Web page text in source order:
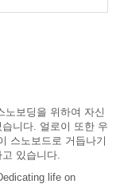
노보딩을 위하여 자신
니다. 얼로이 또한 우
스노보드로 거듭나기
있습니다.
life on